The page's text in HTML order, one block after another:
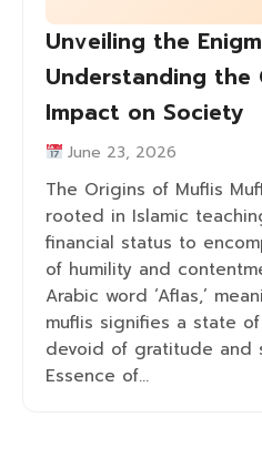
Unveiling the
Understanding the
Impact on Society
June 23, 2026
The Origins of Muflis
rooted in Islamic
financial status to
of humility and
Arabic word ‘Aflas,’
muflis signifies a state
devoid of gratitude and
Essence of...